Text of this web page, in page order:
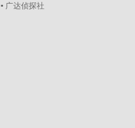
▪ 广达侦探社